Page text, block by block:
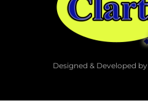
Designed & Developed by